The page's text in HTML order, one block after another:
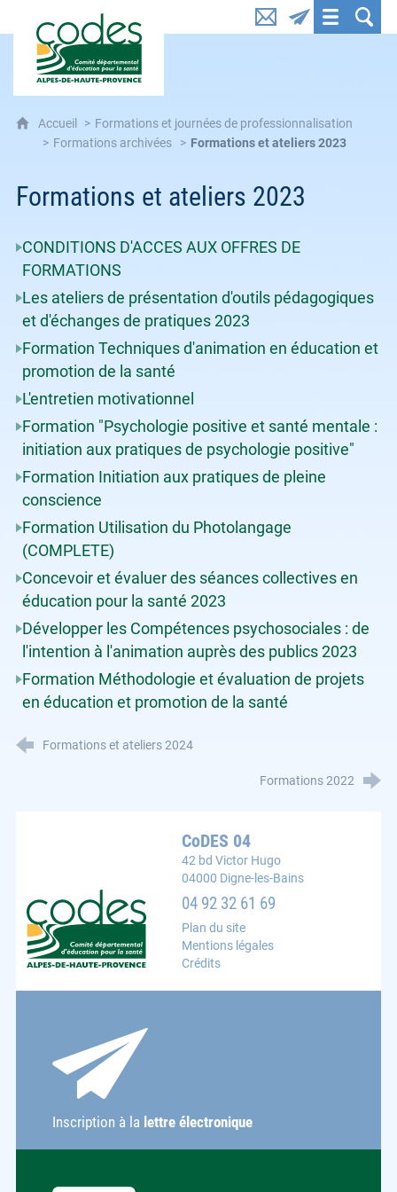
CoDES 04 : Comité départemental d'éducation
Accueil
Formations et journées de professionnalisation
Formations archivées
Formations et ateliers 2023
Formations et ateliers 2023
CONDITIONS D'ACCES AUX OFFRES DE
FORMATIONS
Les ateliers de présentation d'outils pédagogiques
et d'échanges de pratiques 2023
Formation Techniques d'animation en éducation et
promotion de la santé
L'entretien motivationnel
Formation "Psychologie positive et santé mentale :
initiation aux pratiques de psychologie positive"
Formation Initiation aux pratiques de pleine
conscience
Formation Utilisation du Photolangage
(COMPLETE)
Concevoir et évaluer des séances collectives en
éducation pour la santé 2023
Développer les Compétences psychosociales : de
l'intention à l'animation auprès des publics 2023
Formation Méthodologie et évaluation de projets
en éducation et promotion de la santé
Formations et ateliers 2024
Formations 2022
CoDES 04 : Comité départemental d'éducation pour la
CoDES 04
42 bd Victor Hugo
04000 Digne-les-Bains
04 92 32 61 69
Plan du site
Mentions légales
Crédits
Inscription à la lettre électronique